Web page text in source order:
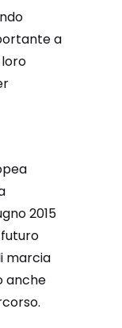
a
2015
marcia
anche